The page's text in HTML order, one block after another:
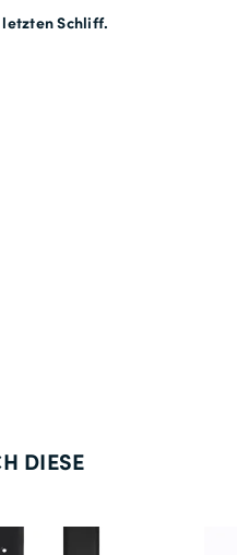
Schliff.
DIESE